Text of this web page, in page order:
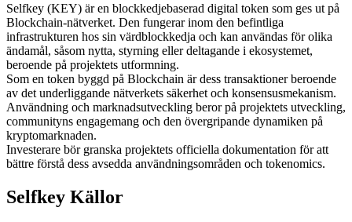
USDC Futures
Futures med USDC som säkerhet
Selfkey (KEY) är en blockkedjebaserad digital token som ges ut på
Blockchain-nätverket. Den fungerar inom den befintliga
infrastrukturen hos sin värdblockkedja och kan användas för olika
ändamål, såsom nytta, styrning eller deltagande i ekosystemet,
beroende på projektets utformning.
Som en token byggd på Blockchain är dess transaktioner beroende
av det underliggande nätverkets säkerhet och konsensusmekanism.
Användning och marknadsutveckling beror på projektets utveckling,
communityns engagemang och den övergripande dynamiken på
kryptomarknaden.
Investerare bör granska projektets officiella dokumentation för att
bättre förstå dess avsedda användningsområden och tokenomics.
Selfkey Källor